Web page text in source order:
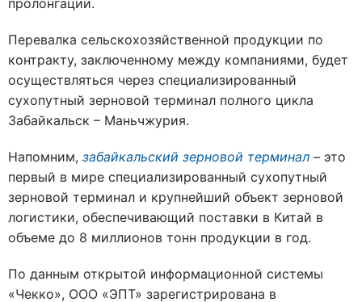
Перевалка сельскохозяйственной продукции по
контракту, заключенному между компаниями, будет
осуществляться через специализированный
сухопутный зерновой терминал полного цикла
Забайкальск – Маньчжурия.
Напомним, забайкальский зерновой терминал – это
первый в мире специализированный сухопутный
зерновой терминал и крупнейший объект зерновой
логистики, обеспечивающий поставки в Китай в
объеме до 8 миллионов тонн продукции в год.
По данным открытой информационной системы
«Чекко», ООО «ЭПТ» зарегистрирована в